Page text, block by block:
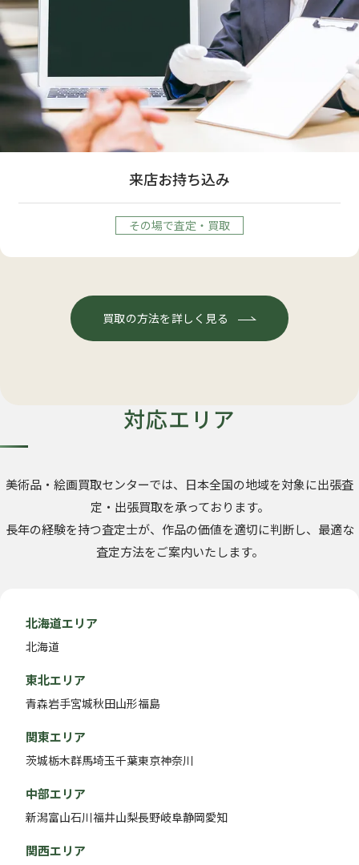
来店お持ち込み
その場で査定・買取
買取の方法を詳しく見る
対応エリア
美術品・絵画買取センターでは、日本全国の地域を対象に出張査
定・出張買取を承っております。
長年の経験を持つ査定士が、作品の価値を適切に判断し、最適な
査定方法をご案内いたします。
北海道エリア
北海道
東北エリア
青森岩手宮城秋田山形福島
関東エリア
茨城栃木群馬埼玉千葉東京神奈川
中部エリア
新潟富山石川福井山梨長野岐阜静岡愛知
関西エリア